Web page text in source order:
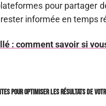
pour partager
informée en temps
: comment savoir si
pour optimiser les résultats de